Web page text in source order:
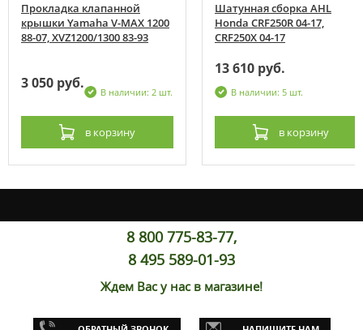
Прокладка клапанной
крышки Yamaha V-MAX 1200
88-07, XVZ1200/1300 83-93
3 050 руб.
В наличии: 2 шт.
в корзину
Шатунная сборка AHL
Honda CRF250R 04-17,
CRF250X 04-17
13 610 руб.
В наличии: 5 шт.
в корзину
8 800 775-83-77,
8 495 589-01-93
Ждем Вас у нас в магазине!